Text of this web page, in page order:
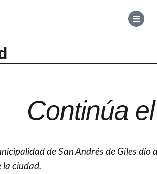
Continúa
de San Andrés de Giles
la ciudad.